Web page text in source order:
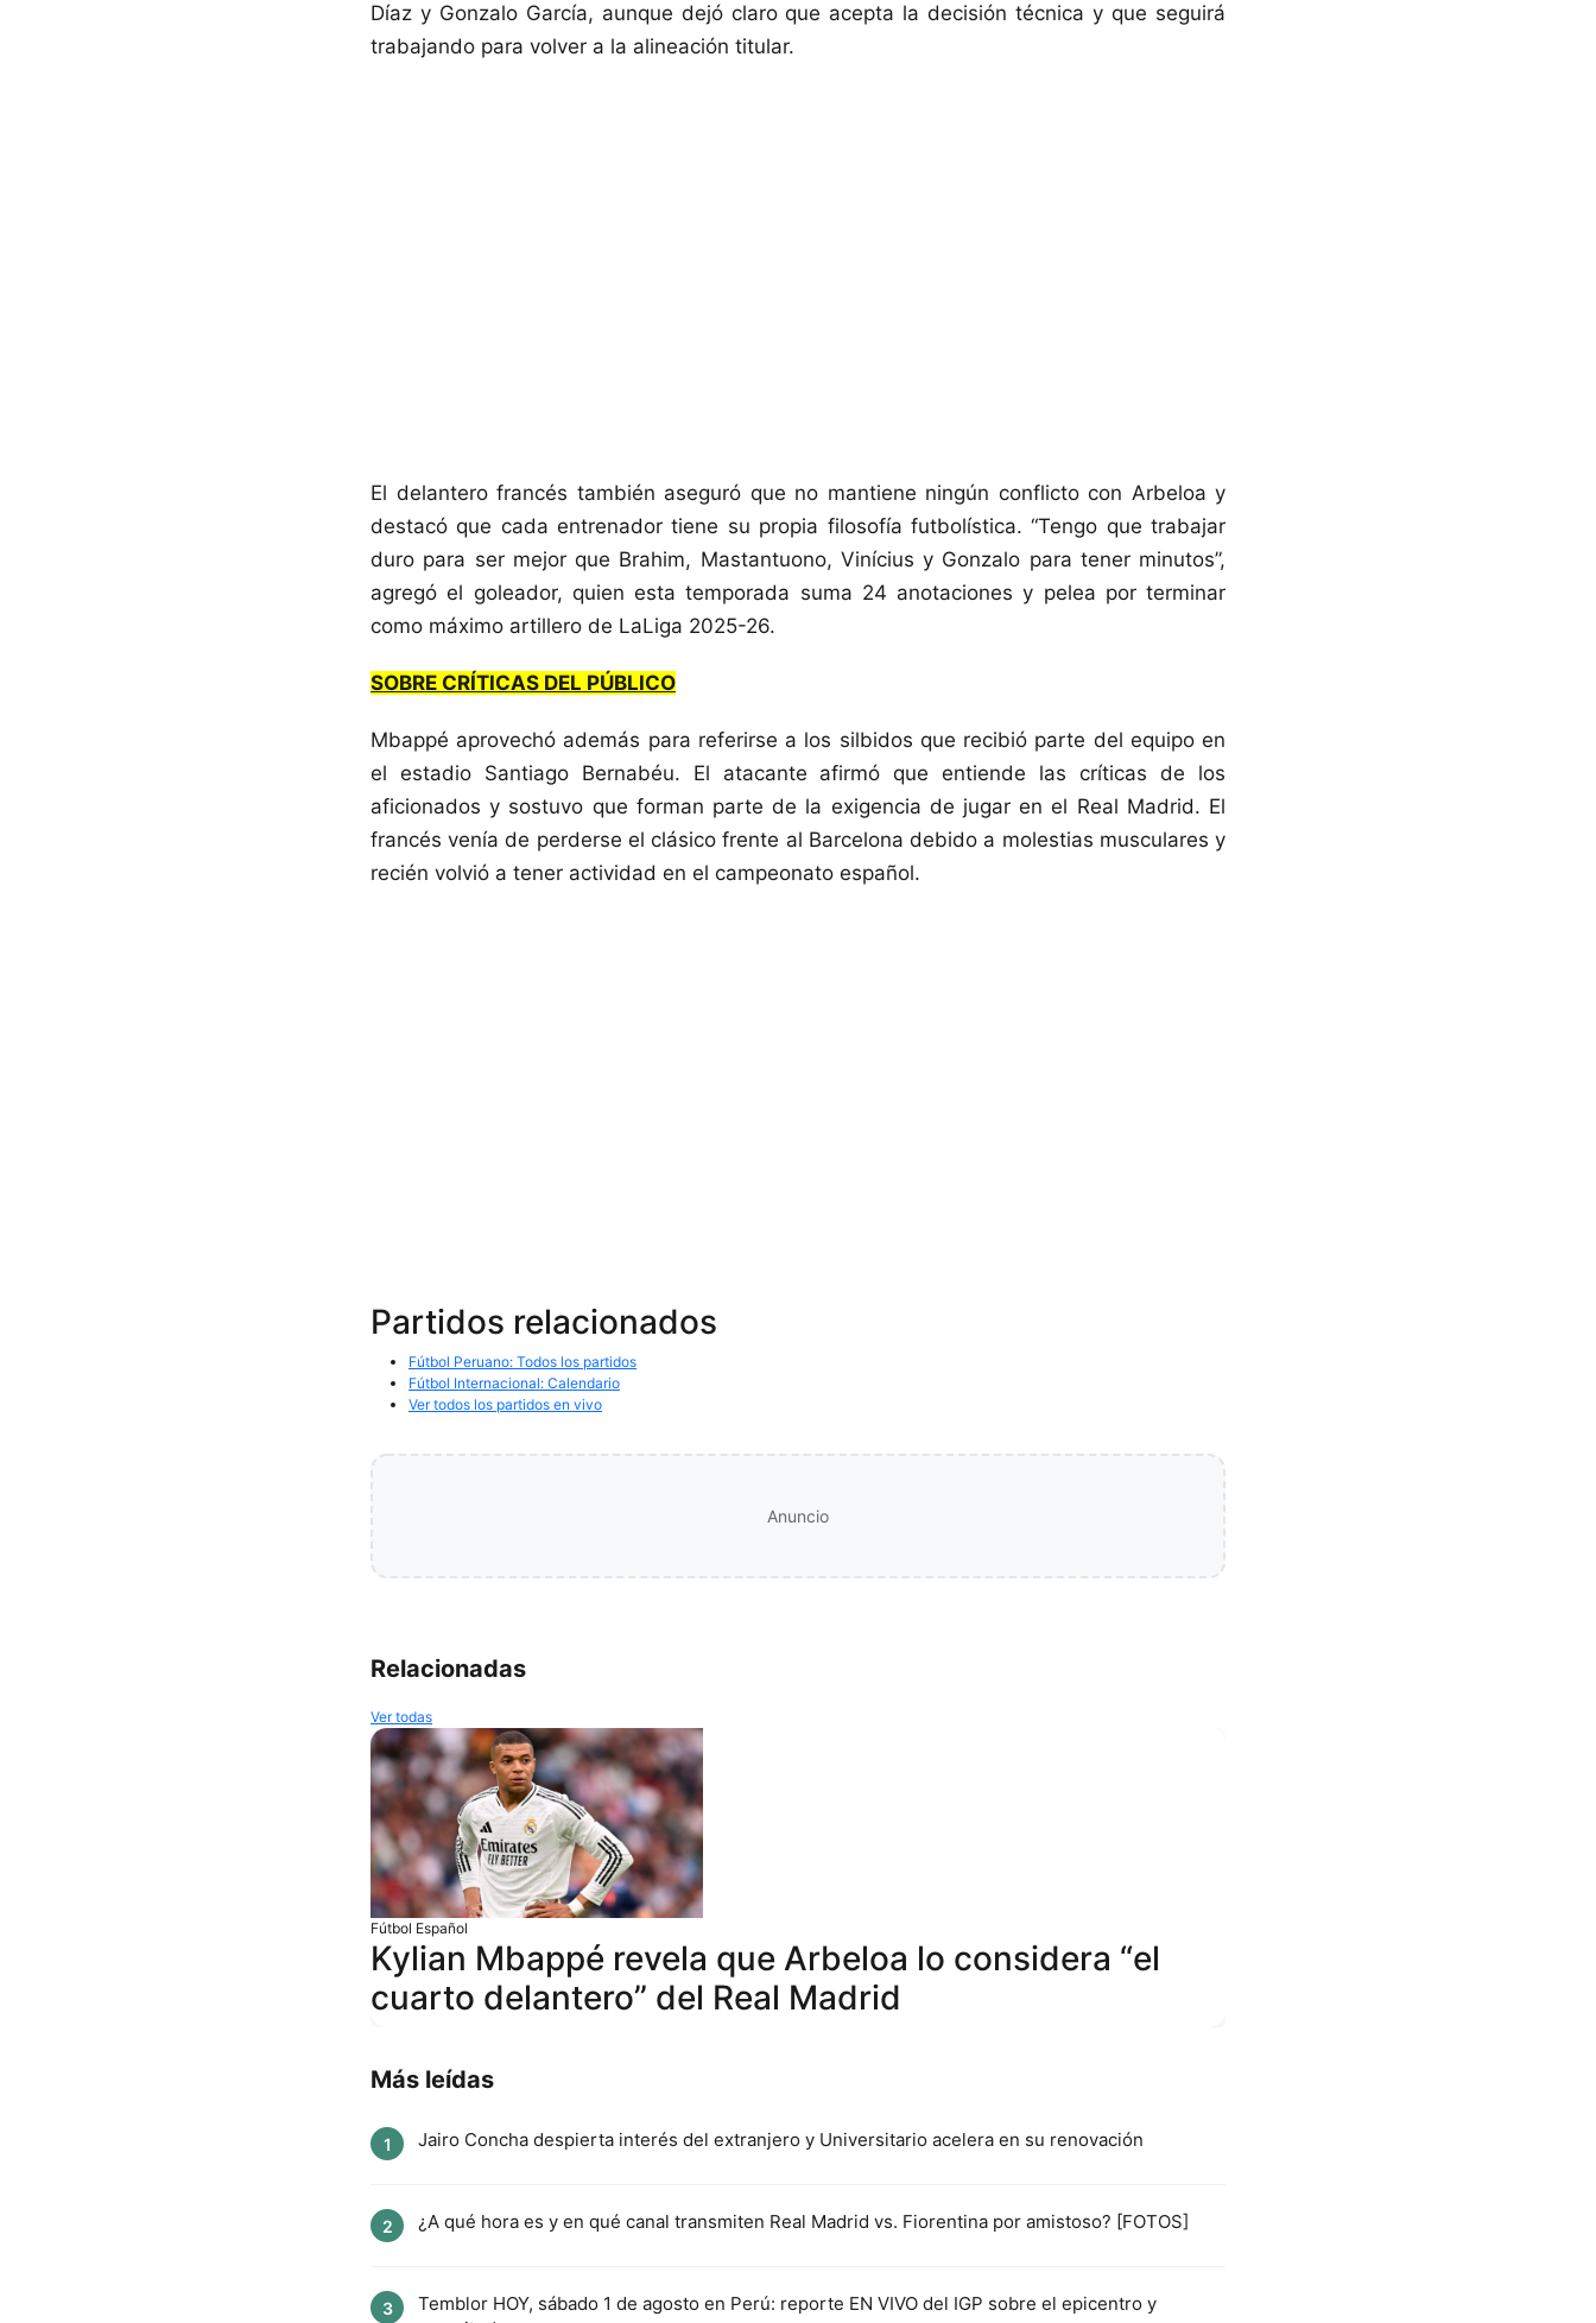
Díaz y Gonzalo García, aunque dejó claro que acepta la decisión técnica y que seguirá
trabajando para volver a la alineación titular.
El delantero francés también aseguró que no mantiene ningún conflicto con Arbeloa y
destacó que cada entrenador tiene su propia filosofía futbolística. “Tengo que trabajar
duro para ser mejor que Brahim, Mastantuono, Vinícius y Gonzalo para tener minutos”,
agregó el goleador, quien esta temporada suma 24 anotaciones y pelea por terminar
como máximo artillero de LaLiga 2025-26.
SOBRE CRÍTICAS DEL PÚBLICO
Mbappé aprovechó además para referirse a los silbidos que recibió parte del equipo en
el estadio Santiago Bernabéu. El atacante afirmó que entiende las críticas de los
aficionados y sostuvo que forman parte de la exigencia de jugar en el Real Madrid. El
francés venía de perderse el clásico frente al Barcelona debido a molestias musculares y
recién volvió a tener actividad en el campeonato español.
Partidos relacionados
Fútbol Peruano: Todos los partidos
Fútbol Internacional: Calendario
Ver todos los partidos en vivo
Anuncio
Relacionadas
Ver todas
Fútbol Español
Kylian Mbappé revela que Arbeloa lo considera “el
cuarto delantero” del Real Madrid
Más leídas
1 Jairo Concha despierta interés del extranjero y Universitario acelera en su renovación
2 ¿A qué hora es y en qué canal transmiten Real Madrid vs. Fiorentina por amistoso? [FOTOS]
3
Temblor HOY, sábado 1 de agosto en Perú: reporte EN VIVO del IGP sobre el epicentro y